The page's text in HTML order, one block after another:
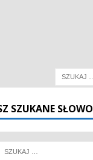
SZUKANE SŁOWO